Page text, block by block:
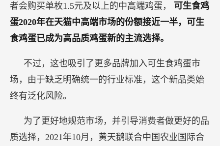
者会购买单枚1.5元及以上的中高端鸡蛋， 可生食鸡
蛋2020年在天猫中高端市场的份额接近一半，可生
食鸡蛋已成为高品质鸡蛋新的主流选择。
不过，这也吸引了更多品牌加入可生食鸡蛋市
场，由于缺乏明确统一的行业标准，这个新品类始
终有泛化风险。
为了更好地规范市场，并引导消费者做更好的品
质选择，2021年10月，黄天鹅联合中国农业国际合